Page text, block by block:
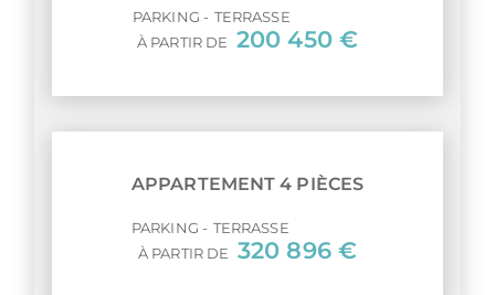
PARKING
TERRASSE
À PARTIR DE
200 450 €
APPARTEMENT 4 PIÈCES
PARKING
TERRASSE
À PARTIR DE
320 896 €